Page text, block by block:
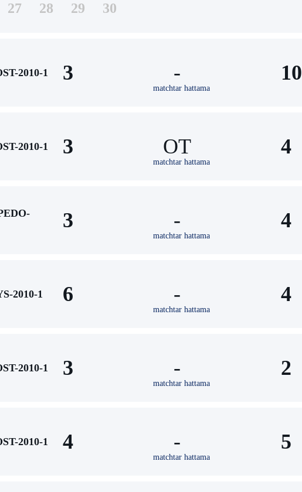
27 28 29 30
2010-1 3 -
matchtar hattama
10
2010-1 3 ОТ
matchtar hattama
4
3 -
matchtar hattama
4
2010-1 6 -
matchtar hattama
4
2010-1 3 -
matchtar hattama
2
2010-1 4 -
matchtar hattama
5